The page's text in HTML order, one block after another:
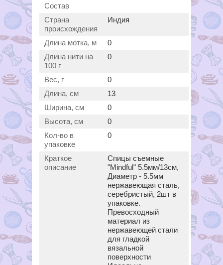
Состав
Страна
происхождения
Индия
Длина мотка, м
0
Длина нити на
100 г
0
Вес, г
0
Длина, см
13
Ширина, см
0
Высота, см
0
Кол-во в
упаковке
0
Краткое
описание
Спицы съемные
"Mindful" 5.5мм/13см,
Диаметр - 5.5мм
нержавеющая сталь,
серебристый, 2шт в
упаковке.
Превосходный
материал из
нержавеющей стали
для гладкой
вязальной
поверхности